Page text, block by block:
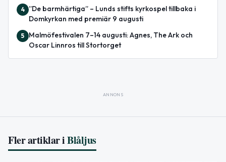
4
”De barmhärtiga” – Lunds stifts kyrkospel tillbaka i
Domkyrkan med premiär 9 augusti
5
Malmöfestivalen 7–14 augusti: Agnes, The Ark och
Oscar Linnros till Stortorget
ANNONS
Fler artiklar iBlåljus